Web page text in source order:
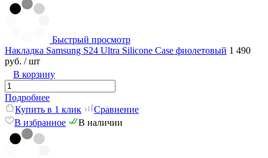
Быстрый просмотр
Накладка Samsung S24 Ultra Silicone Case фиолетовый 1 490
руб. / шт
В корзину
Подробнее
Купить в 1 клик
Сравнение
В избранное
В наличии